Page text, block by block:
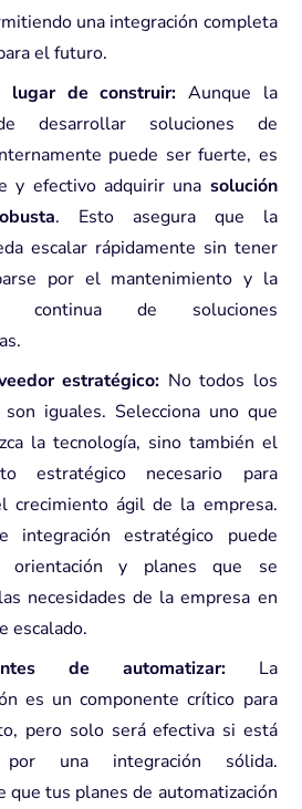
una integración completa
el futuro.
lugar de construir: Aunque la
desarrollar soluciones de
puede ser fuerte, es
y efectivo adquirir una solución
. Esto asegura que la
escalar rápidamente sin tener
por el mantenimiento y la
continua de soluciones
estratégico: No todos los
son iguales. Selecciona uno que
la tecnología, sino también el
estratégico necesario para
crecimiento ágil de la empresa.
integración estratégico puede
orientación y planes que se
necesidades de la empresa en
escalado.
de automatizar:La
es un componente crítico para
pero solo será efectiva si está
por una integración sólida.
que tus planes de automatización